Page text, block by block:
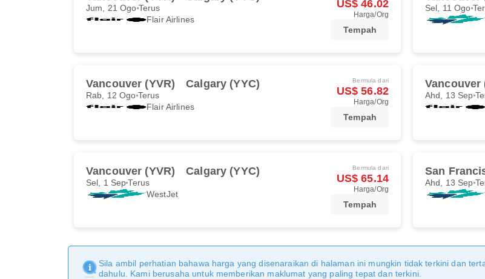
Jum, 21 Ogo Terus
Flair Airlines
US$ 46.02
Harga/Org
Tempah
Sel, 11 Ogo
Vancouver (YVR) Calgary (YYC)
Rab, 12 Ogo Terus
Flair Airlines
Bermula dari
US$ 56.82
Harga/Org
Tempah
Vancouver
Ahd, 13 Sep
Vancouver (YVR) Calgary (YYC)
Sel, 1 SepTerus
WestJet
Bermula dari
US$ 65.14
Harga/Org
Tempah
San
Ahd, 13 Sep
Sila ambil perhatian bahawa harga yang disenaraikan di halaman ini mungkin tidak terkini dan
dahulu. Kami berusaha untuk memberikan maklumat yang paling tepat dan terkini.